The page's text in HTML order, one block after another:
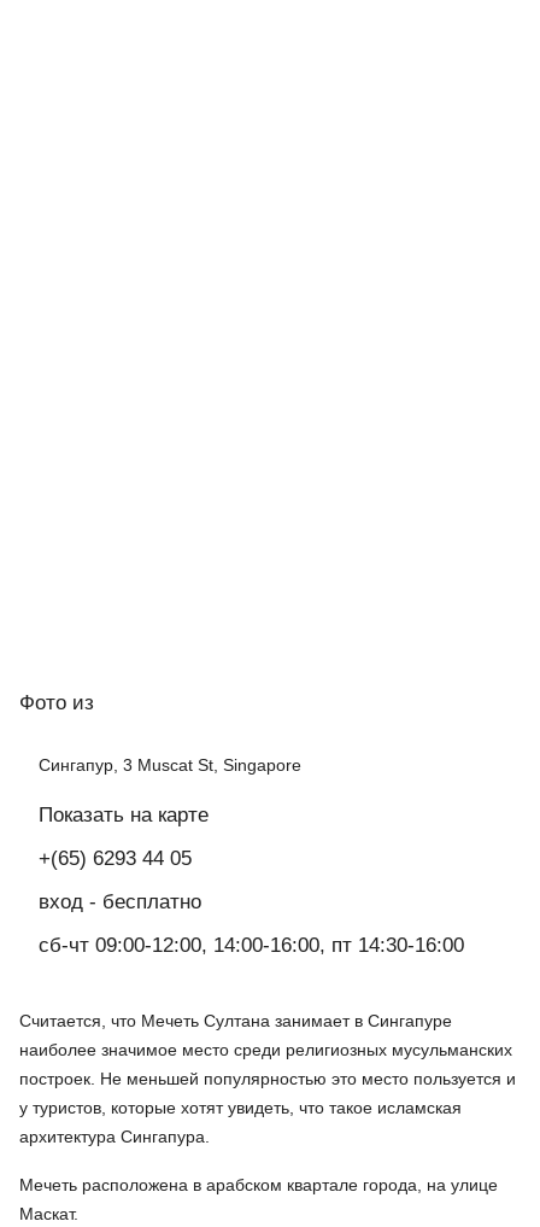
Фото из
Сингапур, 3 Muscat St, Singapore
Показать на карте
+(65) 6293 44 05
вход - бесплатно
сб-чт 09:00-12:00, 14:00-16:00, пт 14:30-16:00
Считается, что Мечеть Султана занимает в Сингапуре
наиболее значимое место среди религиозных мусульманских
построек. Не меньшей популярностью это место пользуется и
у туристов, которые хотят увидеть, что такое исламская
архитектура Сингапура.
Мечеть расположена в арабском квартале города, на улице
Маскат.